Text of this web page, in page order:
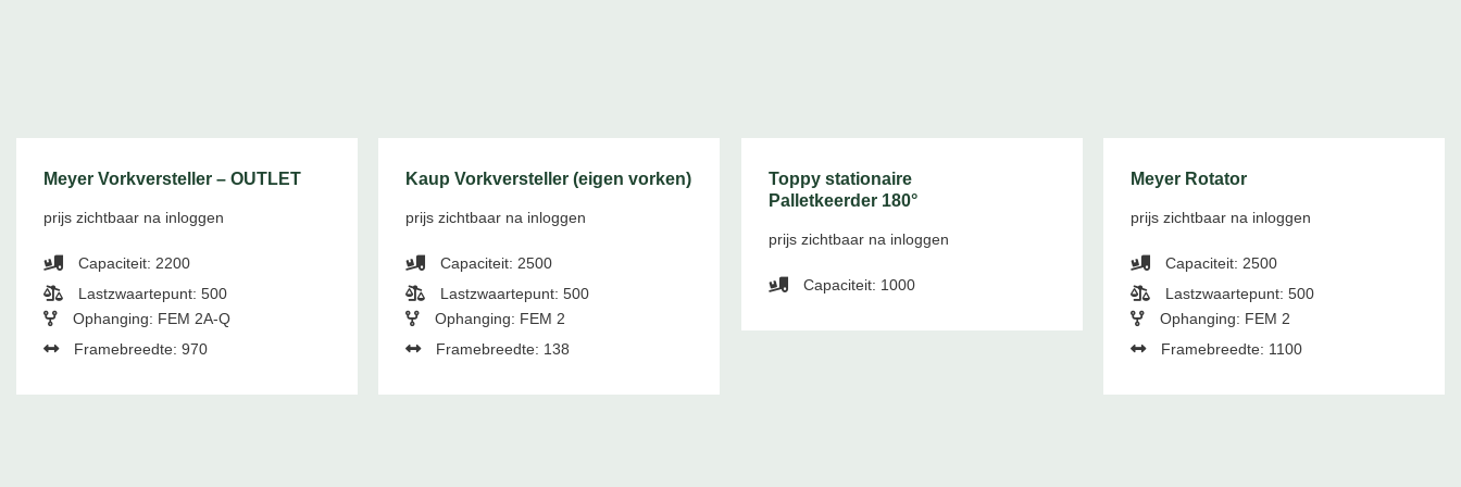
Meyer Vorkversteller – OUTLET
prijs zichtbaar na inloggen
Capaciteit: 2200
Lastzwaartepunt: 500
Ophanging: FEM 2A-Q
Framebreedte: 970
Kaup Vorkversteller (eigen vorken)
prijs zichtbaar na inloggen
Capaciteit: 2500
Lastzwaartepunt: 500
Ophanging: FEM 2
Framebreedte: 138
Toppy stationaire
Palletkeerder 180°
prijs zichtbaar na inloggen
Capaciteit: 1000
Meyer Rotator
prijs zichtbaar na inloggen
Capaciteit: 2500
Lastzwaartepunt: 500
Ophanging: FEM 2
Framebreedte: 1100